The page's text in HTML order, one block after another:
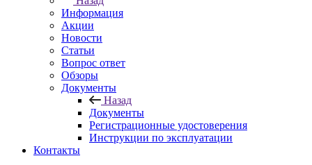
Информация
Акции
Новости
Статьи
Вопрос ответ
Обзоры
Документы
Назад
Документы
Регистрационные удостоверения
Инструкции по эксплуатации
Контакты